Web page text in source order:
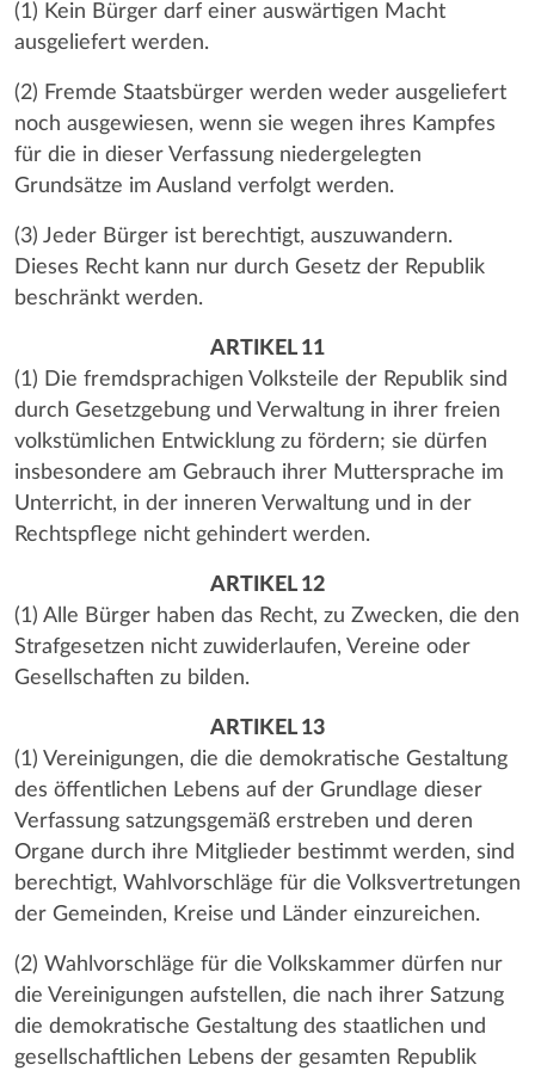
(1) Kein Bürger darf einer auswärtigen Macht
ausgeliefert werden.
(2) Fremde Staatsbürger werden weder ausgeliefert
noch ausgewiesen, wenn sie wegen ihres Kampfes
für die in dieser Verfassung niedergelegten
Grundsätze im Ausland verfolgt werden.
(3) Jeder Bürger ist berechtigt, auszuwandern.
Dieses Recht kann nur durch Gesetz der Republik
beschränkt werden.
ARTIKEL 11
(1) Die fremdsprachigen Volksteile der Republik sind
durch Gesetzgebung und Verwaltung in ihrer freien
volkstümlichen Entwicklung zu fördern; sie dürfen
insbesondere am Gebrauch ihrer Muttersprache im
Unterricht, in der inneren Verwaltung und in der
Rechtspflege nicht gehindert werden.
ARTIKEL 12
(1) Alle Bürger haben das Recht, zu Zwecken, die den
Strafgesetzen nicht zuwiderlaufen, Vereine oder
Gesellschaften zu bilden.
ARTIKEL 13
(1) Vereinigungen, die die demokratische Gestaltung
des öffentlichen Lebens auf der Grundlage dieser
Verfassung satzungsgemäß erstreben und deren
Organe durch ihre Mitglieder bestimmt werden, sind
berechtigt, Wahlvorschläge für die Volksvertretungen
der Gemeinden, Kreise und Länder einzureichen.
(2) Wahlvorschläge für die Volkskammer dürfen nur
die Vereinigungen aufstellen, die nach ihrer Satzung
die demokratische Gestaltung des staatlichen und
gesellschaftlichen Lebens der gesamten Republik